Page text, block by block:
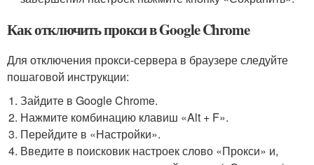
Как отключить прокси в Google Chrome
Для отключения прокси-сервера в браузере следуйте
пошаговой инструкции:
Зайдите в Google Chrome.
Нажмите комбинацию клавиш «Alt + F».
Перейдите в «Настройки».
Введите в поисковик настроек слово «Прокси» и,